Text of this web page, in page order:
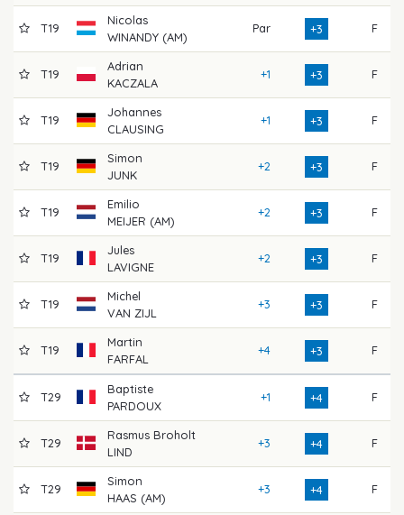
T19
Nicolas
WINANDY (AM)
Par +3 F
T19
Adrian
KACZALA
+1 +3 F
T19
Johannes
CLAUSING
+1 +3 F
T19
Simon
JUNK
+2 +3 F
T19
Emilio
MEIJER (AM)
+2 +3 F
T19
Jules
LAVIGNE
+2 +3 F
T19
Michel
VAN ZIJL
+3 +3 F
T19
Martin
FARFAL
+4 +3 F
T29
Baptiste
PARDOUX
+1 +4 F
T29
Rasmus Broholt
LIND
+3 +4 F
T29
Simon
HAAS (AM)
+3 +4 F